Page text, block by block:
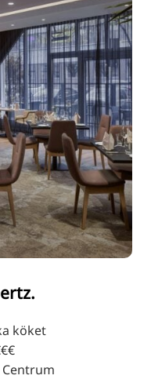
PL
ES
IT
DA
FR
PT
TR
RU
FI
ZH
köket
Centrum